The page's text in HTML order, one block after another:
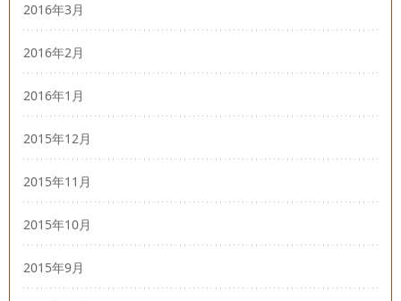
2016年3月
2016年2月
2016年1月
2015年12月
2015年11月
2015年10月
2015年9月